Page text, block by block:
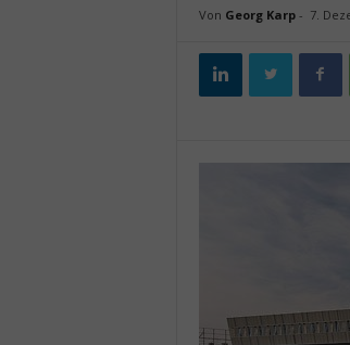
Von Georg Karp- 7.